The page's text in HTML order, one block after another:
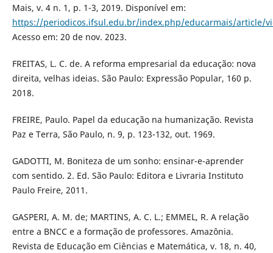
Mais, v. 4 n. 1, p. 1-3, 2019. Disponível em:
https://periodicos.ifsul.edu.br/index.php/educarmais/article/
Acesso em: 20 de nov. 2023.
FREITAS, L. C. de. A reforma empresarial da educação: nova
direita, velhas ideias. São Paulo: Expressão Popular, 160 p.
2018.
FREIRE, Paulo. Papel da educação na humanização. Revista
Paz e Terra, São Paulo, n. 9, p. 123-132, out. 1969.
GADOTTI, M. Boniteza de um sonho: ensinar-e-aprender
com sentido. 2. Ed. São Paulo: Editora e Livraria Instituto
Paulo Freire, 2011.
GASPERI, A. M. de; MARTINS, A. C. L.; EMMEL, R. A relação
entre a BNCC e a formação de professores. Amazônia.
Revista de Educação em Ciências e Matemática, v. 18, n. 40,